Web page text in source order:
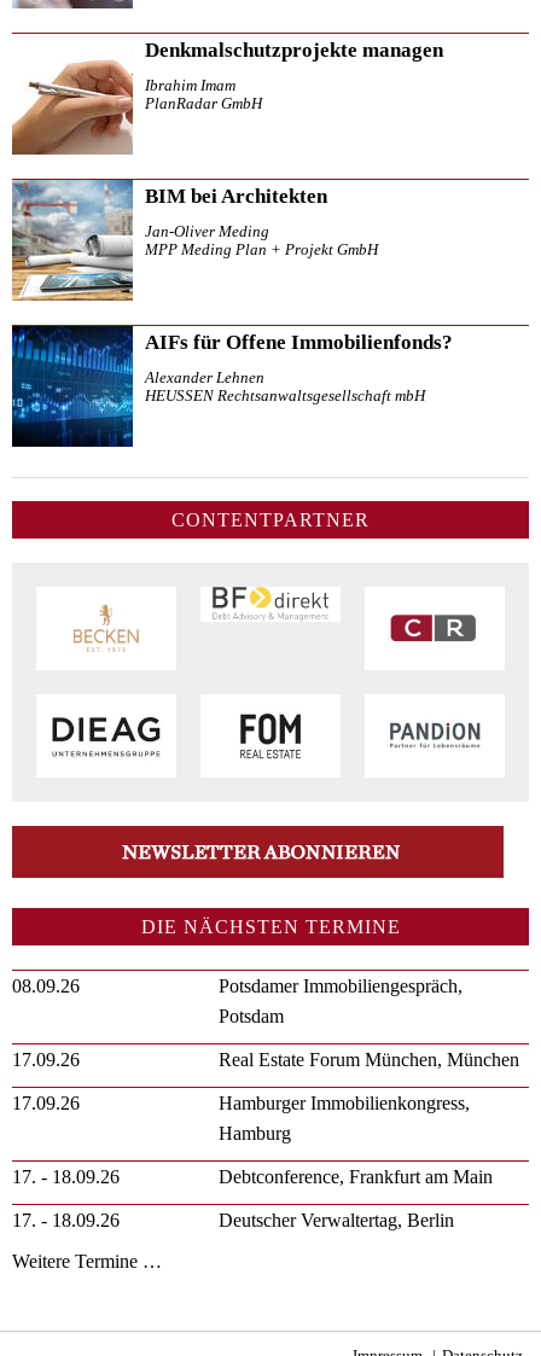
Denkmalschutzprojekte managen
Ibrahim Imam
PlanRadar GmbH
BIM bei Architekten
Jan-Oliver Meding
MPP Meding Plan + Projekt GmbH
AIFs für Offene Immobilienfonds?
Alexander Lehnen
HEUSSEN Rechtsanwaltsgesellschaft mbH
CONTENTPARTNER
DIE NÄCHSTEN TERMINE
08.09.26
Potsdamer Immobiliengespräch,
Potsdam
17.09.26 Real Estate Forum München, München
17.09.26
Hamburger Immobilienkongress,
Hamburg
17. - 18.09.26 Debtconference, Frankfurt am Main
17. - 18.09.26
Deutscher Verwaltertag, Berlin
Weitere Termine …